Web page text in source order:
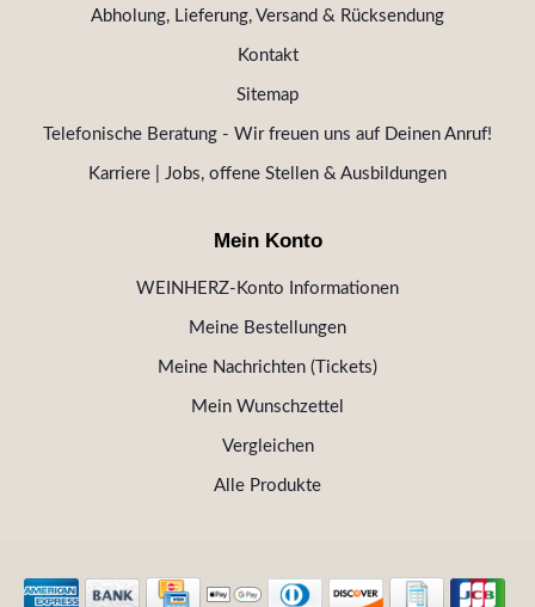
Abholung, Lieferung, Versand & Rücksendung
Kontakt
Sitemap
Telefonische Beratung - Wir freuen uns auf Deinen Anruf!
Karriere | Jobs, offene Stellen & Ausbildungen
Mein Konto
WEINHERZ-Konto Informationen
Meine Bestellungen
Meine Nachrichten (Tickets)
Mein Wunschzettel
Vergleichen
Alle Produkte